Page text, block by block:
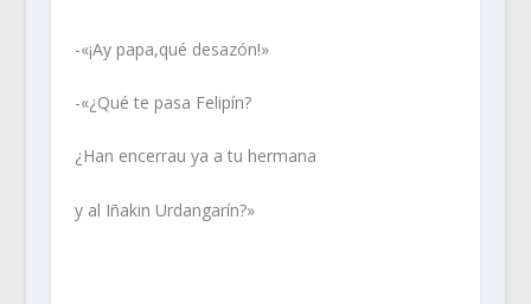
-«¡Ay papa,qué desazón!»
-«¿Qué te pasa Felipín?
¿Han encerrau ya a tu hermana
y al Iñakin Urdangarín?»